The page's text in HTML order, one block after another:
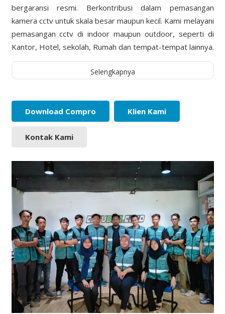
bergaransi resmi. Berkontribusi dalam pemasangan
kamera cctv untuk skala besar maupun kecil. Kami melayani
pemasangan cctv di indoor maupun outdoor, seperti di
Kantor, Hotel, sekolah, Rumah dan tempat-tempat lainnya.
Selengkapnya
Download Compro Klien Kami
Kontak Kami